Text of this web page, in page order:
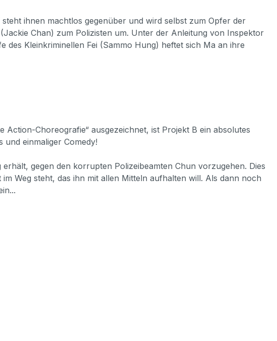
ihnen machtlos gegenüber und wird selbst zum Opfer der
Chan) zum Polizisten um. Unter der Anleitung von Inspektor
Kleinkriminellen Fei (Sammo Hung) heftet sich Ma an ihre
Choreografie“ ausgezeichnet, ist Projekt B ein absolutes
einmaliger Comedy!
gegen den korrupten Polizeibeamten Chun vorzugehen. Dies
Weg steht, das ihn mit allen Mitteln aufhalten will. Als dann noch